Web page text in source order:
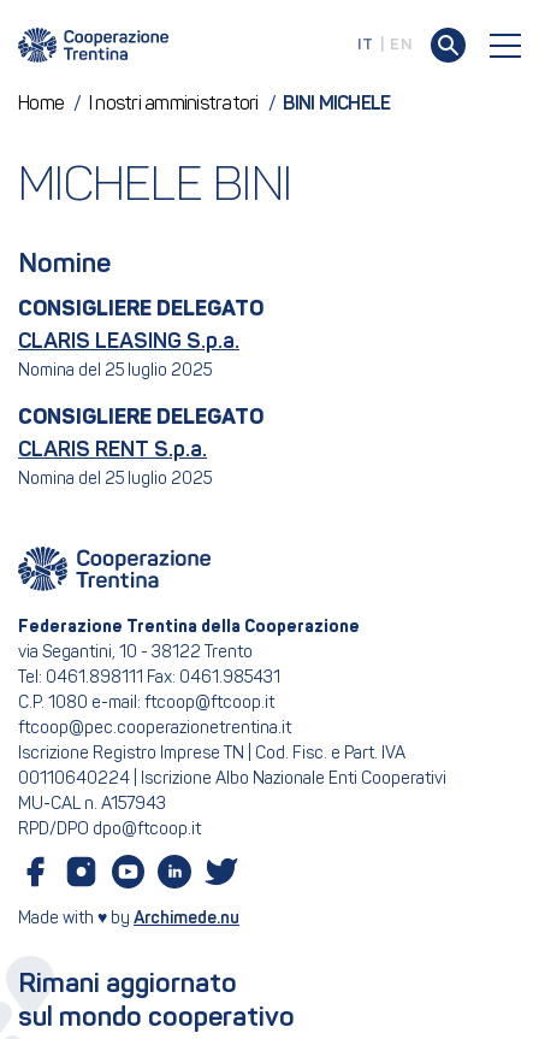
IT EN
Home / I nostri amministratori / BINI MICHELE
MICHELE BINI
Nomine
CONSIGLIERE DELEGATO
CLARIS LEASING S.p.a.
Nomina del 25 luglio 2025
CONSIGLIERE DELEGATO
CLARIS RENT S.p.a.
Nomina del 25 luglio 2025
Federazione Trentina della Cooperazione
via Segantini, 10 - 38122 Trento
Tel: 0461.898111 Fax: 0461.985431
C.P. 1080 e-mail: ftcoop@ftcoop.it
ftcoop@pec.cooperazionetrentina.it
Iscrizione Registro Imprese TN | Cod. Fisc. e Part. IVA
00110640224 | Iscrizione Albo Nazionale Enti Cooperativi
MU-CAL n. A157943
RPD/DPO dpo@ftcoop.it
Made with ♥ by Archimede.nu
Rimani aggiornato
sul mondo cooperativo